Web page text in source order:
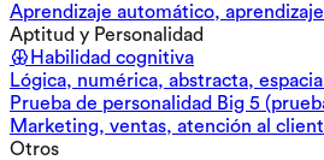
Aprendizaje automático,
Aptitud y Personalidad
Habilidad cognitiva
Lógica, numérica, abstracta,
Prueba de personalidad Big 5
Marketing, ventas, atención al
Otros